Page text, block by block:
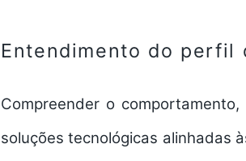
Entendimento do perfil
Compreender o
soluções tecnológicas alinhadas